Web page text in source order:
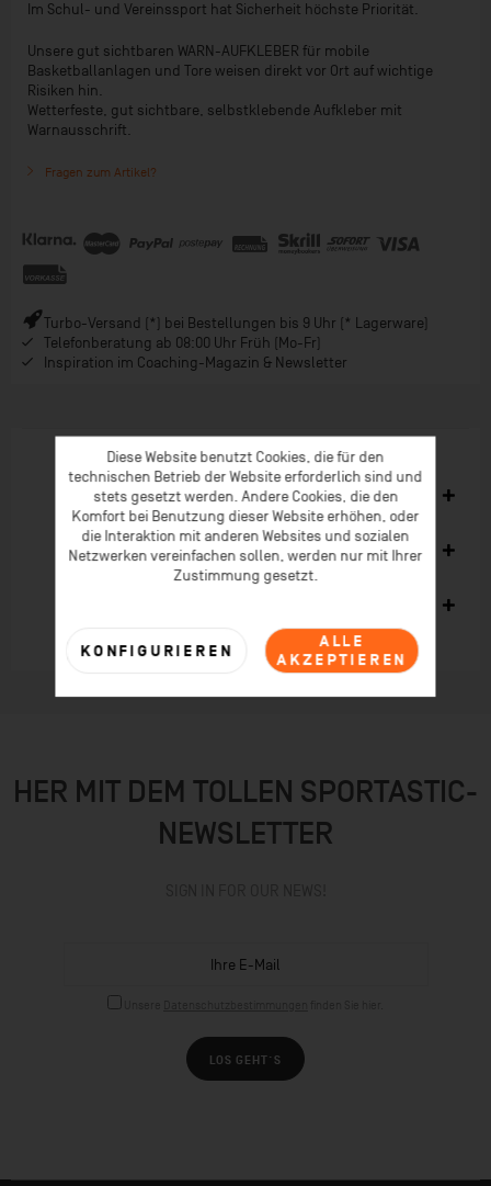
Im Schul- und Vereinssport hat Sicherheit höchste Priorität.
Unsere gut sichtbaren WARN-AUFKLEBER für mobile
Basketballanlagen und Tore weisen direkt vor Ort auf wichtige
Risiken hin.
Wetterfeste, gut sichtbare, selbstklebende Aufkleber mit
Warnausschrift.
Fragen zum Artikel?
Turbo-Versand (*) bei Bestellungen bis 9 Uhr (* Lagerware)
Telefonberatung ab 08:00 Uhr Früh (Mo-Fr)
Inspiration im Coaching-Magazin & Newsletter
Ähnliche Artikel
Kunden kauften auch
HER MIT DEM TOLLEN SPORTASTIC-
NEWSLETTER
LOS GEHT´S
Diese Website benutzt Cookies, die für den
technischen Betrieb der Website erforderlich sind und
stets gesetzt werden. Andere Cookies, die den
Komfort bei Benutzung dieser Website erhöhen, oder
die Interaktion mit anderen Websites und sozialen
Netzwerken vereinfachen sollen, werden nur mit Ihrer
Zustimmung gesetzt.
ALLE
AKZEPTIEREN
KONFIGURIEREN